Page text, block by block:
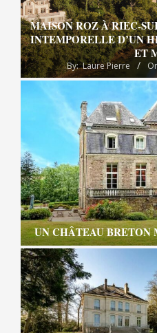
MAISON ROZ À RIEC-
INTEMPORELLE D’UN
ET
By: Laure Pierre
UN CHÂTEAU BRETON